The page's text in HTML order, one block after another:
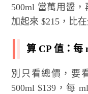
500ml 當萬用醬
加起來 $215，比
算 CP 值：每
別只看總價，要
500ml $139，每